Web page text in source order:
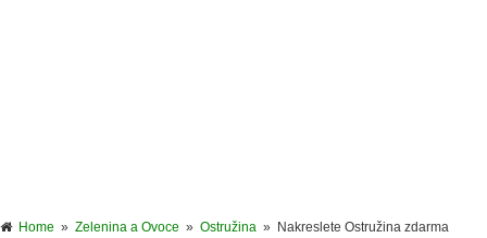
Home » Zelenina a Ovoce » Ostružina » Nakreslete Ostružina zdarma